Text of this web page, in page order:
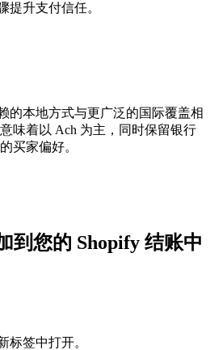
提升支付信任。
的本地方式与更广泛的国际覆盖相
味着以 Ach 为主，同时保留银行
买家偏好。
到您的 Shopify 结账中
标签中打开。